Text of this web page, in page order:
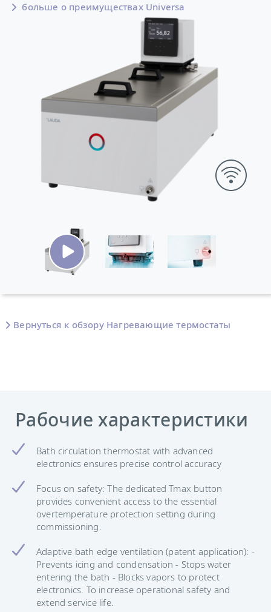
больше о преимуществах Universa
Вернуться к обзору Нагревающие термостаты
Рабочие характеристики
Bath circulation thermostat with advanced
electronics ensures precise control accuracy
Focus on safety: The dedicated Tmax button
provides convenient access to the essential
overtemperature protection setting during
commissioning.
Adaptive bath edge ventilation (patent application): -
Prevents icing and condensation - Stops water
entering the bath - Blocks vapors to protect
electronics. To increase operational safety and
extend service life.